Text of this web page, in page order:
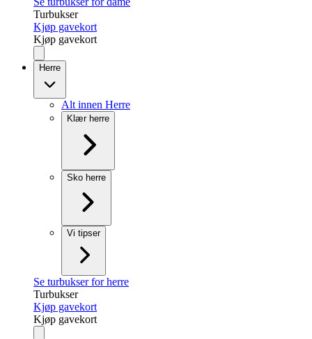
Turbukser
Kjøp gavekort
Kjøp gavekort
Herre
Alt innen Herre
Klær herre
Sko herre
Vi tipser
Se turbukser for herre
Turbukser
Kjøp gavekort
Kjøp gavekort